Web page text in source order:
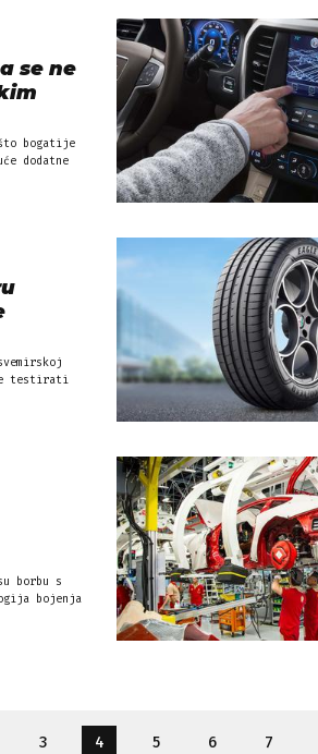
se ne
bogatije
dodatne
testirati
borbu s
bojenja
3 4 5 6 7